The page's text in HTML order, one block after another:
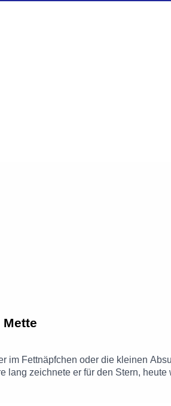
im Fettnäpfchen oder die kleinen
lang zeichnete er für den Stern,
Zelt nach Andalusien, besondere